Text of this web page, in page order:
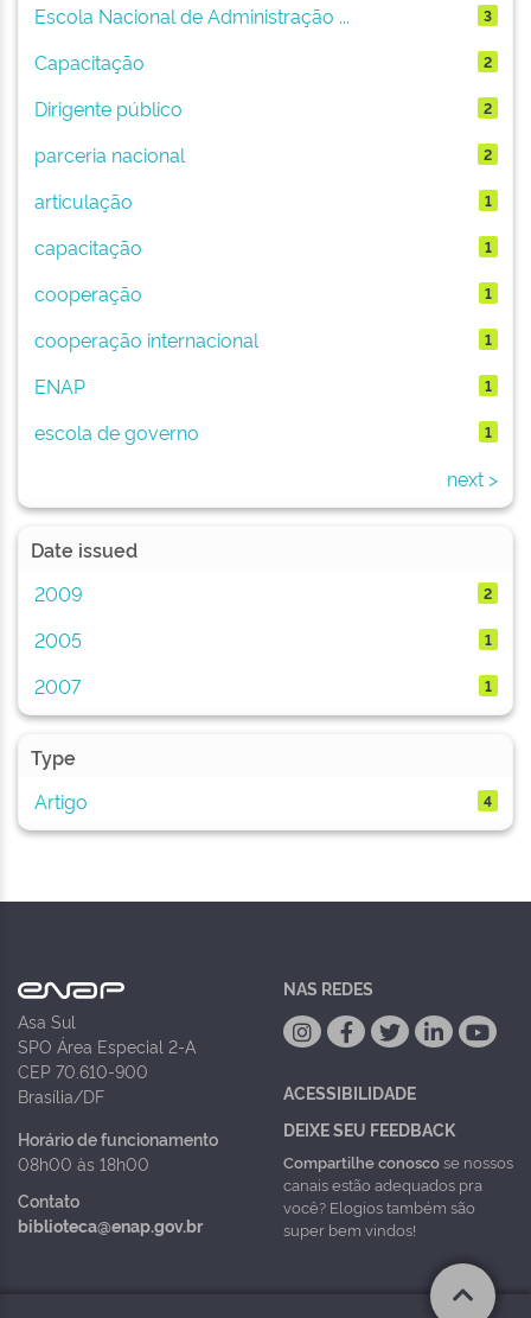
Escola Nacional de Administração ...
3
Capacitação 2
Dirigente público 2
parceria nacional 2
articulação 1
capacitação 1
cooperação 1
cooperação internacional 1
ENAP 1
escola de governo 1
next >
Date issued
2009
2
2005 1
2007 1
Type
Artigo
4
Asa Sul
SPO Área Especial 2-A
CEP 70.610-900
Brasília/DF
Horário de funcionamento
08h00 às 18h00
Contato
biblioteca@enap.gov.br
NAS REDES
ACESSIBILIDADE
DEIXE SEU FEEDBACK
Compartilhe conoscose nossos
canais estão adequados pra
você? Elogios também são
super bem vindos!